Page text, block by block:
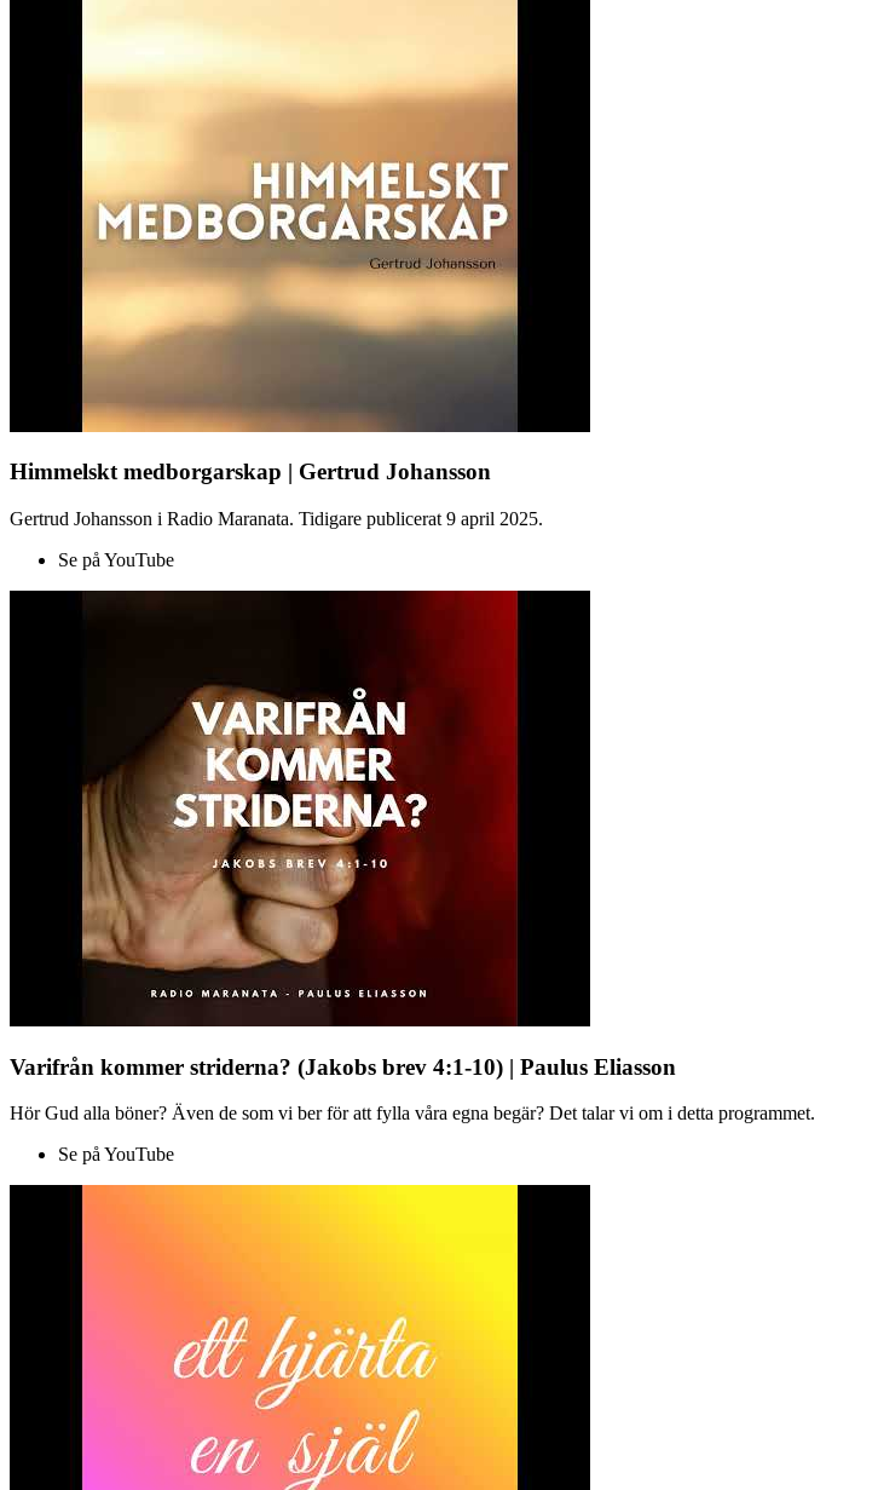
Himmelskt medborgarskap | Gertrud Johansson
Gertrud Johansson i Radio Maranata. Tidigare publicerat 9 april 2025.
Se på YouTube
Varifrån kommer striderna? (Jakobs brev 4:1-10) | Paulus Eliasson
Hör Gud alla böner? Även de som vi ber för att fylla våra egna begär? Det talar vi om i detta programmet.
Se på YouTube